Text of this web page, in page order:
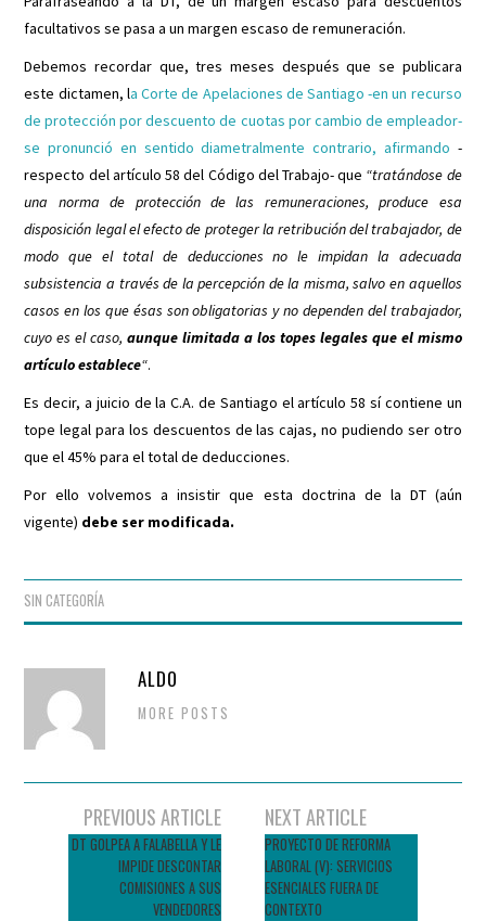
facultativos se pasa a un margen escaso de remuneración.
Debemos recordar que, tres meses después que se publicara
este dictamen, la Corte de Apelaciones de Santiago -en un recurso
de protección por descuento de cuotas por cambio de empleador-
se pronunció en sentido diametralmente contrario, afirmando -
respecto del artículo 58 del Código del Trabajo- que “tratándose de
una norma de protección de las remuneraciones, produce esa
disposición legal el efecto de proteger la retribución del trabajador, de
modo que el total de deducciones no le impidan la adecuada
subsistencia a través de la percepción de la misma, salvo en aquellos
casos en los que ésas son obligatorias y no dependen del trabajador,
cuyo es el caso,aunque limitada a los topes legales que el mismo
artículo establece“.
Es decir, a juicio de la C.A. de Santiago el artículo 58 sí contiene un
tope legal para los descuentos de las cajas, no pudiendo ser otro
que el 45% para el total de deducciones.
Por ello volvemos a insistir que esta doctrina de la DT (aún
vigente) debe ser modificada.
SIN CATEGORÍA
ALDO
MORE POSTS
Navegador
PREVIOUS ARTICLE
DT GOLPEA A FALABELLA Y LE
IMPIDE DESCONTAR
COMISIONES A SUS
VENDEDORES
NEXT ARTICLE
PROYECTO DE REFORMA
LABORAL (V): SERVICIOS
ESENCIALES FUERA DE
CONTEXTO